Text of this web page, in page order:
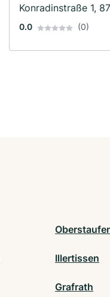
Konradinstraße 1,
0.0 (0)
Illertissen
Grafrath